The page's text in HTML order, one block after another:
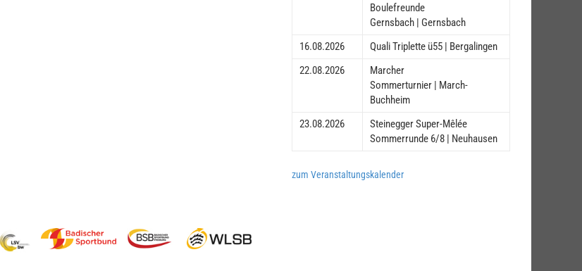
Boulefreunde
Gernsbach | Gernsbach
16.08.2026
Quali Triplette ü55 | Bergalingen
22.08.2026
Marcher
Sommerturnier | March-
Buchheim
23.08.2026
Steinegger Super-Mêlée
Sommerrunde 6/8 | Neuhausen
zum Veranstaltungskalender